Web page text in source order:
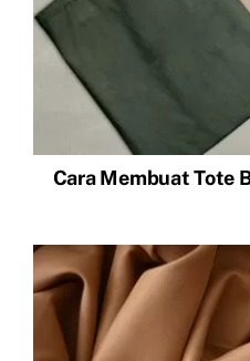
Cara Membuat Tote